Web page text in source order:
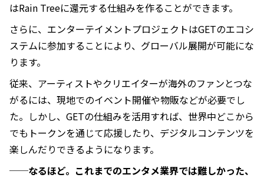
はRain Treeに還元する仕組みを作ることができます。
さらに、エンターテイメントプロジェクトはGETのエコシ
ステムに参加することにより、グローバル展開が可能にな
ります。
従来、アーティストやクリエイターが海外のファンとつな
がるには、現地でのイベント開催や物販などが必要でし
た。しかし、GETの仕組みを活用すれば、世界中どこから
でもトークンを通じて応援したり、デジタルコンテンツを
楽しんだりできるようになります。
──なるほど。これまでのエンタメ業界では難しかった、